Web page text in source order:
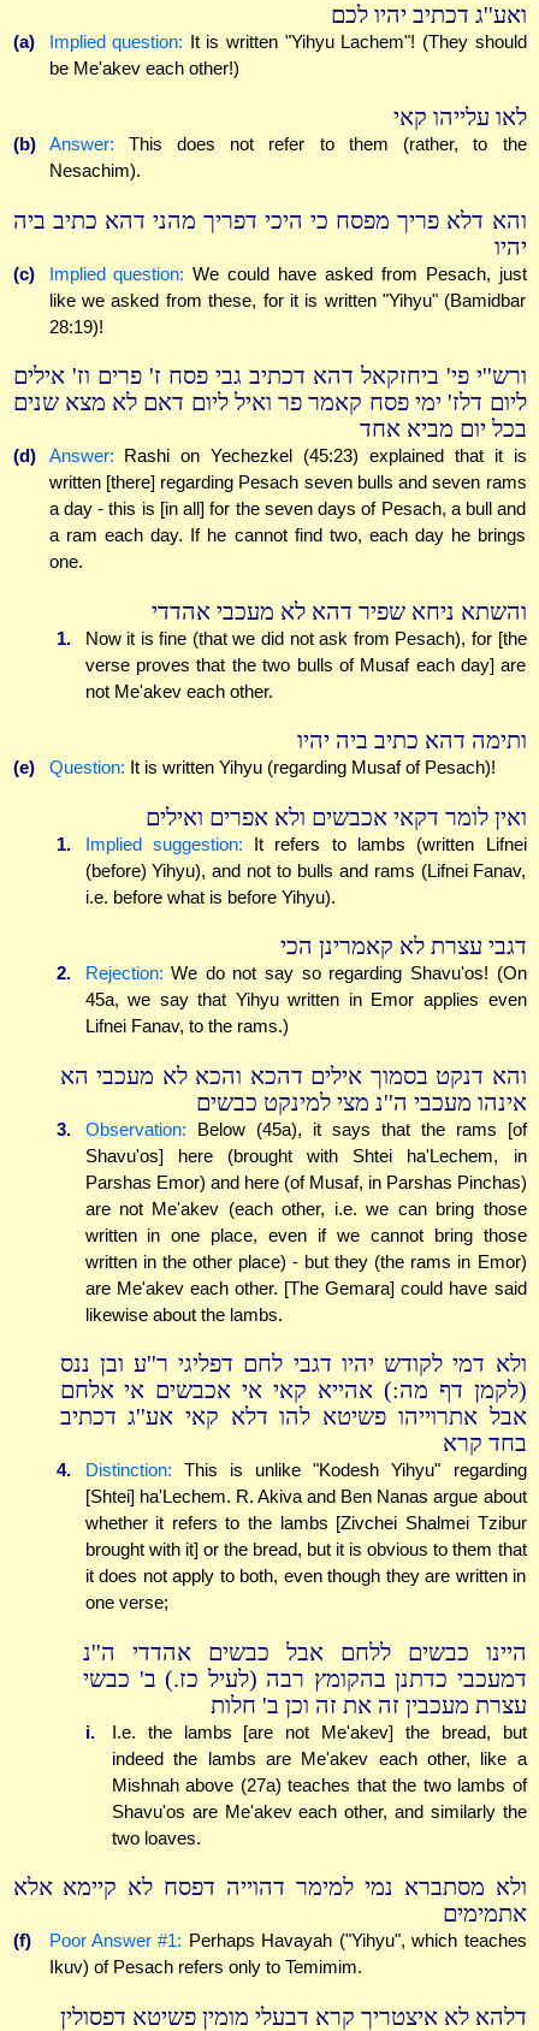
ואע''ג דכתיב יהיו לכם
(a) Implied question: It is written "Yihyu Lachem"! (They should
be Me'akev each other!)
לאו עלייהו קאי
(b) Answer: This does not refer to them (rather, to the
Nesachim).
והא דלא פריך מפסח כי היכי דפריך מהני דהא כתיב ביה
יהיו
(c) Implied question: We could have asked from Pesach, just
like we asked from these, for it is written "Yihyu" (Bamidbar
28:19)!
ורש''י פי' ביחזקאל דהא דכתיב גבי פסח ז' פרים וז' אילים
ליום דלז' ימי פסח קאמר פר ואיל ליום דאם לא מצא שנים
בכל יום מביא אחד
(d) Answer: Rashi on Yechezkel (45:23) explained that it is
written [there] regarding Pesach seven bulls and seven rams
a day - this is [in all] for the seven days of Pesach, a bull and
a ram each day. If he cannot find two, each day he brings
one.
והשתא ניחא שפיר דהא לא מעכבי אהדדי
1.
Now it is fine (that we did not ask from Pesach), for [the
verse proves that the two bulls of Musaf each day] are
not Me'akev each other.
ותימה דהא כתיב ביה יהיו
(e) Question: It is written Yihyu (regarding Musaf of Pesach)!
ואין לומר דקאי אכבשים ולא אפרים ואילים
1. Implied suggestion: It refers to lambs (written Lifnei
(before) Yihyu), and not to bulls and rams (Lifnei Fanav,
i.e. before what is before Yihyu).
דגבי עצרת לא קאמרינן הכי
2. Rejection: We do not say so regarding Shavu'os! (On
45a, we say that Yihyu written in Emor applies even
Lifnei Fanav, to the rams.)
והא דנקט בסמוך אילים דהכא והכא לא מעכבי הא
אינהו מעכבי ה''נ מצי למינקט כבשים
3. Observation: Below (45a), it says that the rams [of
Shavu'os] here (brought with Shtei ha'Lechem, in
Parshas Emor) and here (of Musaf, in Parshas Pinchas)
are not Me'akev (each other, i.e. we can bring those
written in one place, even if we cannot bring those
written in the other place) - but they (the rams in Emor)
are Me'akev each other. [The Gemara] could have said
likewise about the lambs.
ולא דמי לקודש יהיו דגבי לחם דפליגי ר''ע ובן ננס
(לקמן דף מה:) אהייא קאי אי אכבשים אי אלחם
אבל אתרוייהו פשיטא להו דלא קאי אע''ג דכתיב
בחד קרא
4. Distinction: This is unlike "Kodesh Yihyu" regarding
[Shtei] ha'Lechem. R. Akiva and Ben Nanas argue about
whether it refers to the lambs [Zivchei Shalmei Tzibur
brought with it] or the bread, but it is obvious to them that
it does not apply to both, even though they are written in
one verse;
היינו כבשים ללחם אבל כבשים אהדדי ה''נ
דמעכבי כדתנן בהקומץ רבה (לעיל כז.) ב' כבשי
עצרת מעכבין זה את זה וכן ב' חלות
i.
I.e. the lambs [are not Me'akev] the bread, but
indeed the lambs are Me'akev each other, like a
Mishnah above (27a) teaches that the two lambs of
Shavu'os are Me'akev each other, and similarly the
two loaves.
ולא מסתברא נמי למימר דהוייה דפסח לא קיימא אלא
אתמימים
(f) Poor Answer #1: Perhaps Havayah ("Yihyu", which teaches
Ikuv) of Pesach refers only to Temimim.
דלהא לא איצטריך קרא דבעלי מומין פשיטא דפסולין